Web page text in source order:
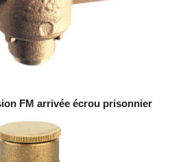
FM arrivée écrou prisonnier